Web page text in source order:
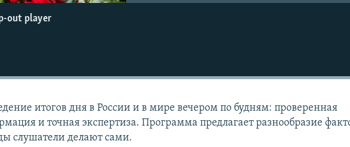
Подписаться
out player
итогов дня в России и в мире вечером по будням: проверенная
и точная экспертиза. Программа предлагает разнообразие
слушатели делают сами.